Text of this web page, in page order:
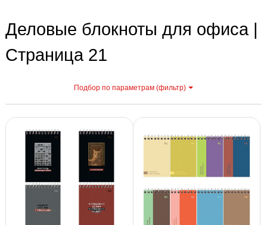
Деловые блокноты для офиса |
Страница 21
Подбор по параметрам (фильтр)